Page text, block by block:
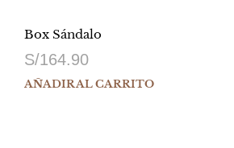
Box Sándalo
S/164.90
AÑADIR AL CARRITO